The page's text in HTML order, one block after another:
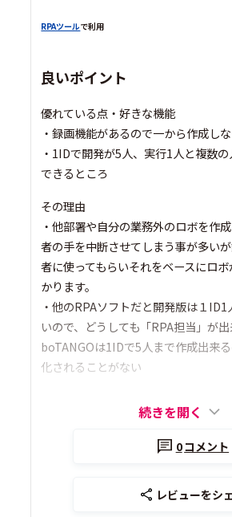
RPAツールで利用
良いポイント
優れている点・好きな機能
・録画機能があるので一から作成し
・1IDで開発が5人、実行1人と複数
できるところ
その理由
・他部署や自分の業務外のロボを作
者の手を中断させてしまう事が多い
者に使ってもらいそれをベースにロ
かります。
・他のRPAソフトだと開発版は１
いので、どうしても「RPA担当」が
boTANGOは1IDで5人まで作成出来
化されることがない
続きを開く
0コメント
レビューをシ